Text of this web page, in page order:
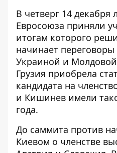
В четверг 14 декабря
Евросоюза приняли
итогам которого
начинает переговоры
Украиной и
Грузия приобрела
кандидата на
и Кишинев имели
года.
До саммита против
Киевом о членстве